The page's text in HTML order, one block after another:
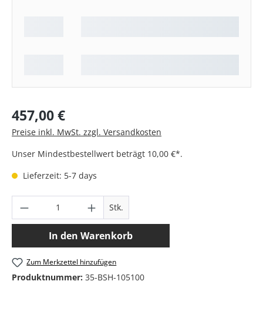
Regulärer Preis:
457,00 €
Preise inkl. MwSt. zzgl. Versandkosten
Unser Mindestbestellwert beträgt 10,00 €*.
Lieferzeit: 5-7 days
Produkt Anzahl: Gib den gewünschten
Stk.
In den Warenkorb
Zum Merkzettel hinzufügen
Produktnummer: 35-BSH-105100